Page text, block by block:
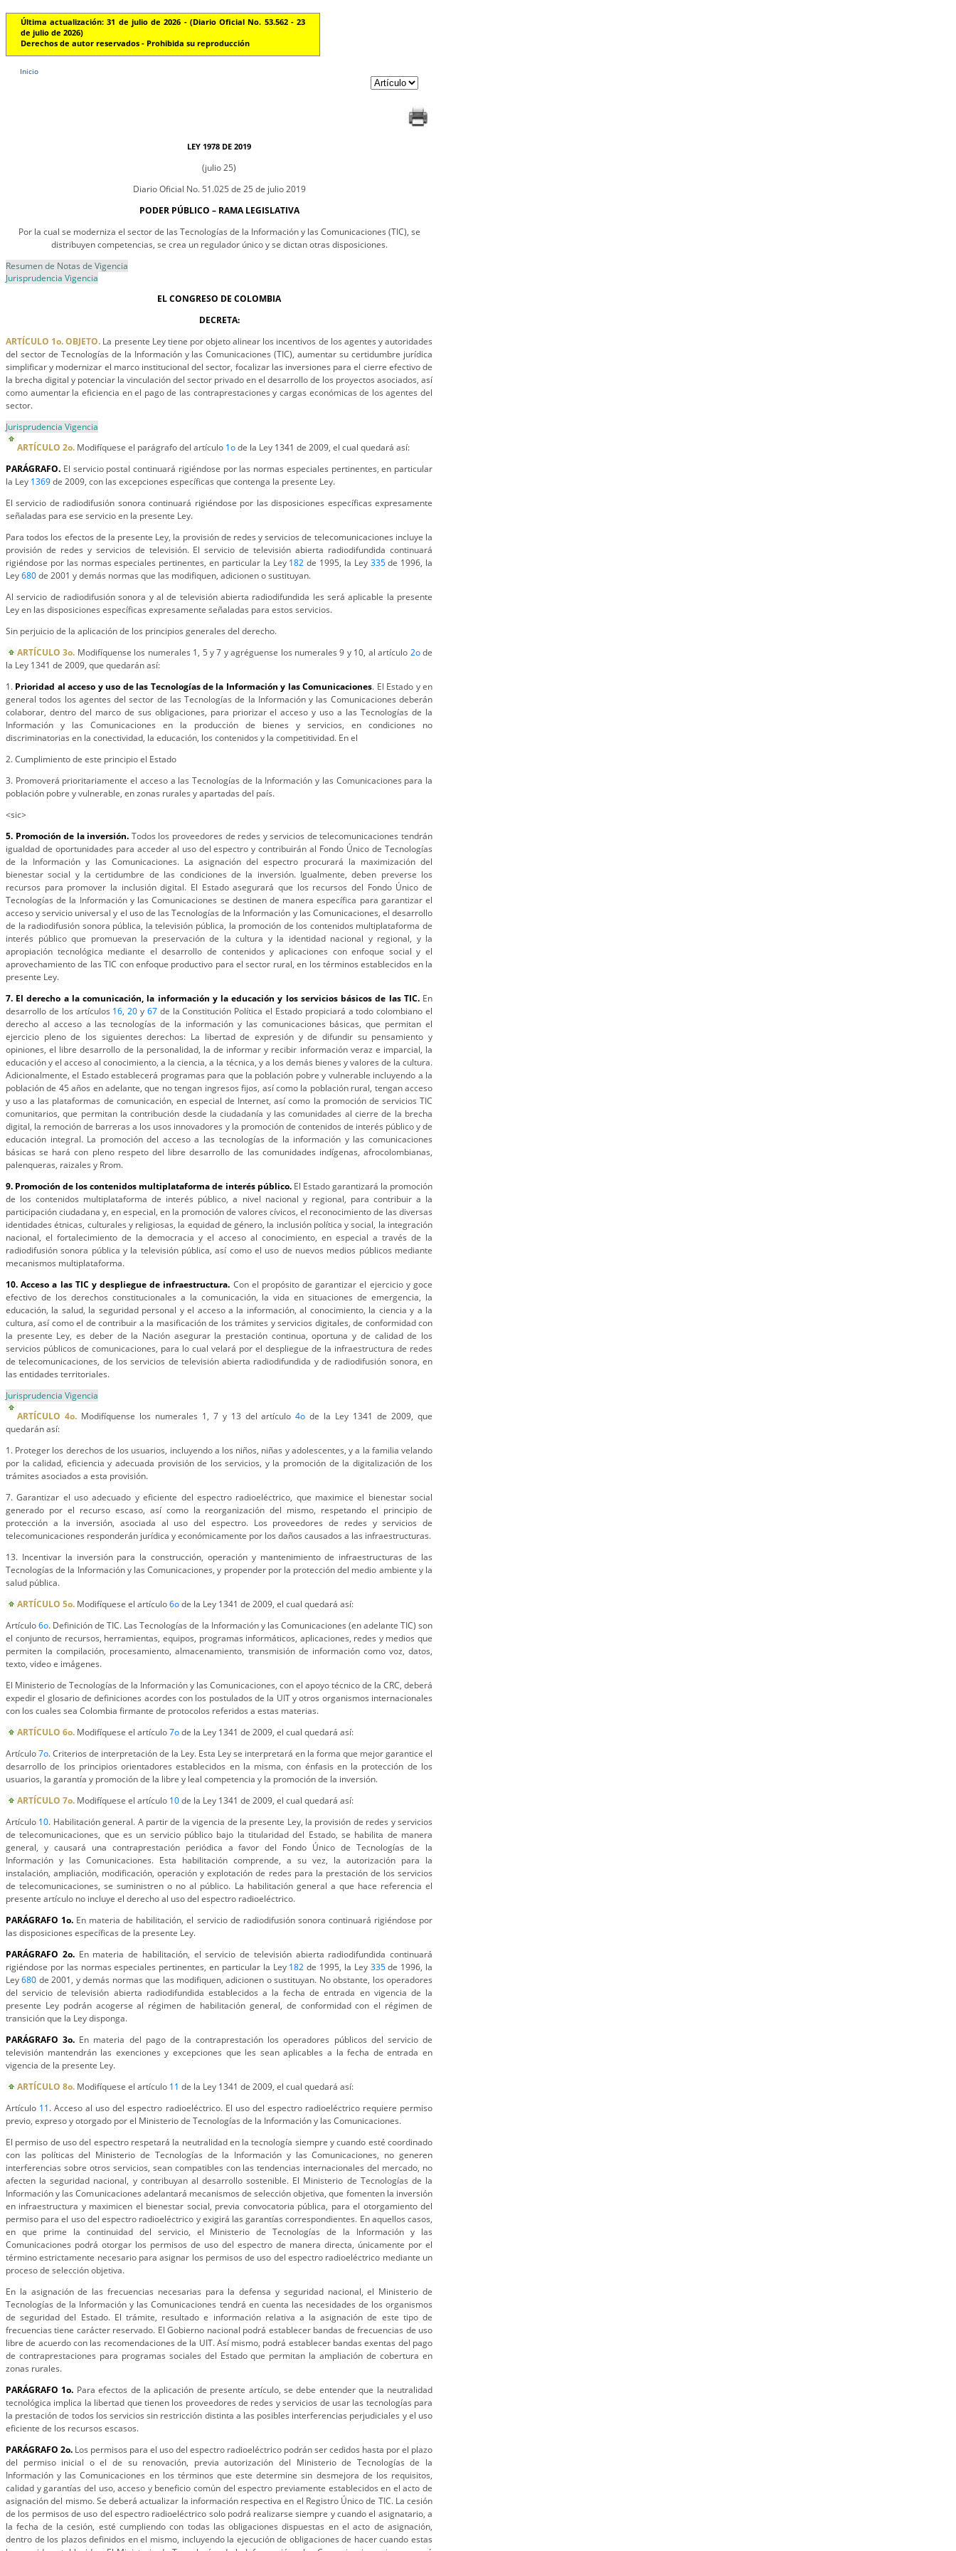
Última actualización: 31 de julio de 2026 - (Diario Oficial No. 53.562 - 23
de julio de 2026)
Derechos de autor reservados - Prohibida su reproducción
Inicio
LEY 1978 DE 2019
(julio 25)
Diario Oficial No. 51.025 de 25 de julio 2019
PODER PÚBLICO – RAMA LEGISLATIVA
Por la cual se moderniza el sector de las Tecnologías de la Información y las Comunicaciones (TIC), se
distribuyen competencias, se crea un regulador único y se dictan otras disposiciones.
Resumen de Notas de Vigencia
Jurisprudencia Vigencia
EL CONGRESO DE COLOMBIA
DECRETA:
ARTÍCULO 1o. OBJETO. La presente Ley tiene por objeto alinear los incentivos de los agentes y autoridades
del sector de Tecnologías de la Información y las Comunicaciones (TIC), aumentar su certidumbre jurídica
simplificar y modernizar el marco institucional del sector, focalizar las inversiones para el cierre efectivo de
la brecha digital y potenciar la vinculación del sector privado en el desarrollo de los proyectos asociados, así
como aumentar la eficiencia en el pago de las contraprestaciones y cargas económicas de los agentes del
sector.
Jurisprudencia Vigencia
ARTÍCULO 2o. Modifíquese el parágrafo del artículo 1ode la Ley 1341 de 2009, el cual quedará así:
PARÁGRAFO. El servicio postal continuará rigiéndose por las normas especiales pertinentes, en particular
la Ley 1369de 2009, con las excepciones específicas que contenga la presente Ley.
El servicio de radiodifusión sonora continuará rigiéndose por las disposiciones específicas expresamente
señaladas para ese servicio en la presente Ley.
Para todos los efectos de la presente Ley, la provisión de redes y servicios de telecomunicaciones incluye la
provisión de redes y servicios de televisión. El servicio de televisión abierta radiodifundida continuará
rigiéndose por las normas especiales pertinentes, en particular la Ley 182 de 1995, la Ley 335de 1996, la
Ley680de 2001 y demás normas que las modifiquen, adicionen o sustituyan.
Al servicio de radiodifusión sonora y al de televisión abierta radiodifundida les será aplicable la presente
Ley en las disposiciones específicas expresamente señaladas para estos servicios.
Sin perjuicio de la aplicación de los principios generales del derecho.
ARTÍCULO 3o. Modifíquense los numerales 1, 5 y 7 y agréguense los numerales 9 y 10, al artículo 2ode
la Ley 1341 de 2009, que quedarán así:
1. Prioridad al acceso y uso de las Tecnologías de la Información y las Comunicaciones. El Estado y en
general todos los agentes del sector de las Tecnologías de la Información y las Comunicaciones deberán
colaborar, dentro del marco de sus obligaciones, para priorizar el acceso y uso a las Tecnologías de la
Información y las Comunicaciones en la producción de bienes y servicios, en condiciones no
discriminatorias en la conectividad, la educación, los contenidos y la competitividad. En el
2. Cumplimiento de este principio el Estado
3. Promoverá prioritariamente el acceso a las Tecnologías de la Información y las Comunicaciones para la
población pobre y vulnerable, en zonas rurales y apartadas del país.
<sic>
5. Promoción de la inversión. Todos los proveedores de redes y servicios de telecomunicaciones tendrán
igualdad de oportunidades para acceder al uso del espectro y contribuirán al Fondo Único de Tecnologías
de la Información y las Comunicaciones. La asignación del espectro procurará la maximización del
bienestar social y la certidumbre de las condiciones de la inversión. Igualmente, deben preverse los
recursos para promover la inclusión digital. El Estado asegurará que los recursos del Fondo Único de
Tecnologías de la Información y las Comunicaciones se destinen de manera específica para garantizar el
acceso y servicio universal y el uso de las Tecnologías de la Información y las Comunicaciones, el desarrollo
de la radiodifusión sonora pública, la televisión pública, la promoción de los contenidos multiplataforma de
interés público que promuevan la preservación de la cultura y la identidad nacional y regional, y la
apropiación tecnológica mediante el desarrollo de contenidos y aplicaciones con enfoque social y el
aprovechamiento de las TIC con enfoque productivo para el sector rural, en los términos establecidos en la
presente Ley.
7. El derecho a la comunicación, la información y la educación y los servicios básicos de las TIC. En
desarrollo de los artículos 16,20 y 67de la Constitución Política el Estado propiciará a todo colombiano el
derecho al acceso a las tecnologías de la información y las comunicaciones básicas, que permitan el
ejercicio pleno de los siguientes derechos: La libertad de expresión y de difundir su pensamiento y
opiniones, el libre desarrollo de la personalidad, la de informar y recibir información veraz e imparcial, la
educación y el acceso al conocimiento, a la ciencia, a la técnica, y a los demás bienes y valores de la cultura.
Adicionalmente, el Estado establecerá programas para que la población pobre y vulnerable incluyendo a la
población de 45 años en adelante, que no tengan ingresos fijos, así como la población rural, tengan acceso
y uso a las plataformas de comunicación, en especial de Internet, así como la promoción de servicios TIC
comunitarios, que permitan la contribución desde la ciudadanía y las comunidades al cierre de la brecha
digital, la remoción de barreras a los usos innovadores y la promoción de contenidos de interés público y de
educación integral. La promoción del acceso a las tecnologías de la información y las comunicaciones
básicas se hará con pleno respeto del libre desarrollo de las comunidades indígenas, afrocolombianas,
palenqueras, raizales y Rrom.
9. Promoción de los contenidos multiplataforma de interés público. El Estado garantizará la promoción
de los contenidos multiplataforma de interés público, a nivel nacional y regional, para contribuir a la
participación ciudadana y, en especial, en la promoción de valores cívicos, el reconocimiento de las diversas
identidades étnicas, culturales y religiosas, la equidad de género, la inclusión política y social, la integración
nacional, el fortalecimiento de la democracia y el acceso al conocimiento, en especial a través de la
radiodifusión sonora pública y la televisión pública, así como el uso de nuevos medios públicos mediante
mecanismos multiplataforma.
10. Acceso a las TIC y despliegue de infraestructura. Con el propósito de garantizar el ejercicio y goce
efectivo de los derechos constitucionales a la comunicación, la vida en situaciones de emergencia, la
educación, la salud, la seguridad personal y el acceso a la información, al conocimiento, la ciencia y a la
cultura, así como el de contribuir a la masificación de los trámites y servicios digitales, de conformidad con
la presente Ley, es deber de la Nación asegurar la prestación continua, oportuna y de calidad de los
servicios públicos de comunicaciones, para lo cual velará por el despliegue de la infraestructura de redes
de telecomunicaciones, de los servicios de televisión abierta radiodifundida y de radiodifusión sonora, en
las entidades territoriales.
Jurisprudencia Vigencia
ARTÍCULO 4o.Modifíquense los numerales 1, 7 y 13 del artículo4o de la Ley 1341 de 2009, que
quedarán así:
1. Proteger los derechos de los usuarios, incluyendo a los niños, niñas y adolescentes, y a la familia velando
por la calidad, eficiencia y adecuada provisión de los servicios, y la promoción de la digitalización de los
trámites asociados a esta provisión.
7. Garantizar el uso adecuado y eficiente del espectro radioeléctrico, que maximice el bienestar social
generado por el recurso escaso, así como la reorganización del mismo, respetando el principio de
protección a la inversión, asociada al uso del espectro. Los proveedores de redes y servicios de
telecomunicaciones responderán jurídica y económicamente por los daños causados a las infraestructuras.
13. Incentivar la inversión para la construcción, operación y mantenimiento de infraestructuras de las
Tecnologías de la Información y las Comunicaciones, y propender por la protección del medio ambiente y la
salud pública.
ARTÍCULO 5o. Modifíquese el artículo6ode la Ley 1341 de 2009, el cual quedará así:
Artículo6o. Definición de TIC. Las Tecnologías de la Información y las Comunicaciones (en adelante TIC) son
el conjunto de recursos, herramientas, equipos, programas informáticos, aplicaciones, redes y medios que
permiten la compilación, procesamiento, almacenamiento, transmisión de información como voz, datos,
texto, video e imágenes.
El Ministerio de Tecnologías de la Información y las Comunicaciones, con el apoyo técnico de la CRC, deberá
expedir el glosario de definiciones acordes con los postulados de la UIT y otros organismos internacionales
con los cuales sea Colombia firmante de protocolos referidos a estas materias.
ARTÍCULO 6o. Modifíquese el artículo7ode la Ley 1341 de 2009, el cual quedará así:
Artículo7o. Criterios de interpretación de la Ley. Esta Ley se interpretará en la forma que mejor garantice el
desarrollo de los principios orientadores establecidos en la misma, con énfasis en la protección de los
usuarios, la garantía y promoción de la libre y leal competencia y la promoción de la inversión.
ARTÍCULO 7o. Modifíquese el artículo 10de la Ley 1341 de 2009, el cual quedará así:
Artículo 10. Habilitación general. A partir de la vigencia de la presente Ley, la provisión de redes y servicios
de telecomunicaciones, que es un servicio público bajo la titularidad del Estado, se habilita de manera
general, y causará una contraprestación periódica a favor del Fondo Único de Tecnologías de la
Información y las Comunicaciones. Esta habilitación comprende, a su vez, la autorización para la
instalación, ampliación, modificación, operación y explotación de redes para la prestación de los servicios
de telecomunicaciones, se suministren o no al público. La habilitación general a que hace referencia el
presente artículo no incluye el derecho al uso del espectro radioeléctrico.
PARÁGRAFO 1o. En materia de habilitación, el servicio de radiodifusión sonora continuará rigiéndose por
las disposiciones específicas de la presente Ley.
PARÁGRAFO 2o.En materia de habilitación, el servicio de televisión abierta radiodifundida continuará
rigiéndose por las normas especiales pertinentes, en particular la Ley 182 de 1995, la Ley 335de 1996, la
Ley680 de 2001, y demás normas que las modifiquen, adicionen o sustituyan. No obstante, los operadores
del servicio de televisión abierta radiodifundida establecidos a la fecha de entrada en vigencia de la
presente Ley podrán acogerse al régimen de habilitación general, de conformidad con el régimen de
transición que la Ley disponga.
PARÁGRAFO 3o. En materia del pago de la contraprestación los operadores públicos del servicio de
televisión mantendrán las exenciones y excepciones que les sean aplicables a la fecha de entrada en
vigencia de la presente Ley.
ARTÍCULO 8o. Modifíquese el artículo 11 de la Ley 1341 de 2009, el cual quedará así:
Artículo 11. Acceso al uso del espectro radioeléctrico. El uso del espectro radioeléctrico requiere permiso
previo, expreso y otorgado por el Ministerio de Tecnologías de la Información y las Comunicaciones.
El permiso de uso del espectro respetará la neutralidad en la tecnología siempre y cuando esté coordinado
con las políticas del Ministerio de Tecnologías de la Información y las Comunicaciones, no generen
interferencias sobre otros servicios, sean compatibles con las tendencias internacionales del mercado, no
afecten la seguridad nacional, y contribuyan al desarrollo sostenible. El Ministerio de Tecnologías de la
Información y las Comunicaciones adelantará mecanismos de selección objetiva, que fomenten la inversión
en infraestructura y maximicen el bienestar social, previa convocatoria pública, para el otorgamiento del
permiso para el uso del espectro radioeléctrico y exigirá las garantías correspondientes. En aquellos casos,
en que prime la continuidad del servicio, el Ministerio de Tecnologías de la Información y las
Comunicaciones podrá otorgar los permisos de uso del espectro de manera directa, únicamente por el
término estrictamente necesario para asignar los permisos de uso del espectro radioeléctrico mediante un
proceso de selección objetiva.
En la asignación de las frecuencias necesarias para la defensa y seguridad nacional, el Ministerio de
Tecnologías de la Información y las Comunicaciones tendrá en cuenta las necesidades de los organismos
de seguridad del Estado. El trámite, resultado e información relativa a la asignación de este tipo de
frecuencias tiene carácter reservado. El Gobierno nacional podrá establecer bandas de frecuencias de uso
libre de acuerdo con las recomendaciones de la UIT. Así mismo, podrá establecer bandas exentas del pago
de contraprestaciones para programas sociales del Estado que permitan la ampliación de cobertura en
zonas rurales.
PARÁGRAFO 1o. Para efectos de la aplicación de presente artículo, se debe entender que la neutralidad
tecnológica implica la libertad que tienen los proveedores de redes y servicios de usar las tecnologías para
la prestación de todos los servicios sin restricción distinta a las posibles interferencias perjudiciales y el uso
eficiente de los recursos escasos.
PARÁGRAFO 2o. Los permisos para el uso del espectro radioeléctrico podrán ser cedidos hasta por el plazo
del permiso inicial o el de su renovación, previa autorización del Ministerio de Tecnologías de la
Información y las Comunicaciones en los términos que este determine sin desmejora de los requisitos,
calidad y garantías del uso, acceso y beneficio común del espectro previamente establecidos en el acto de
asignación del mismo. Se deberá actualizar la información respectiva en el Registro Único de TIC. La cesión
de los permisos de uso del espectro radioeléctrico solo podrá realizarse siempre y cuando el asignatario, a
la fecha de la cesión, esté cumpliendo con todas las obligaciones dispuestas en el acto de asignación,
dentro de los plazos definidos en el mismo, incluyendo la ejecución de obligaciones de hacer cuando estas